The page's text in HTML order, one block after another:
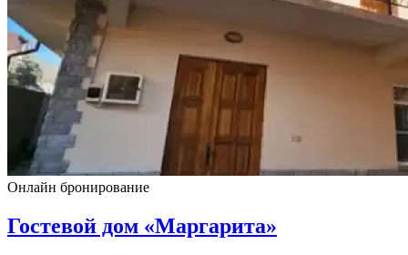
Онлайн бронирование
Гостевой дом «Маргарита»